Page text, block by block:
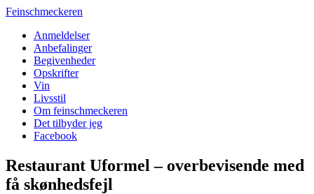
Feinschmeckeren
Anmeldelser
Anbefalinger
Begivenheder
Opskrifter
Vin
Livsstil
Om feinschmeckeren
Det tilbyder jeg
Facebook
Restaurant Uformel – overbevisende med
få skønhedsfejl